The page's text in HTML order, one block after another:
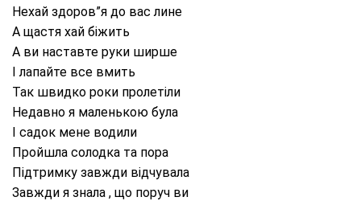
Нехай здоров”я до вас лине
А щастя хай біжить
А ви наставте руки ширше
І лапайте все вмить
Так швидко роки пролетіли
Недавно я маленькою була
І садок мене водили
Пройшла солодка та пора
Підтримку завжди відчувала
Завжди я знала , що поруч ви